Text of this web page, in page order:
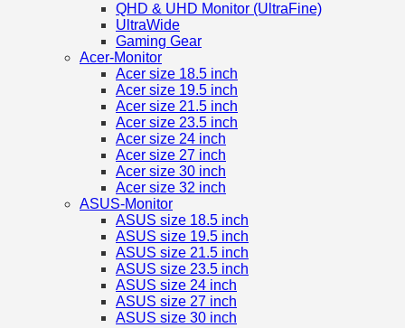
QHD & UHD Monitor (UltraFine)
UltraWide
Gaming Gear
Acer-Monitor
Acer size 18.5 inch
Acer size 19.5 inch
Acer size 21.5 inch
Acer size 23.5 inch
Acer size 24 inch
Acer size 27 inch
Acer size 30 inch
Acer size 32 inch
ASUS-Monitor
ASUS size 18.5 inch
ASUS size 19.5 inch
ASUS size 21.5 inch
ASUS size 23.5 inch
ASUS size 24 inch
ASUS size 27 inch
ASUS size 30 inch